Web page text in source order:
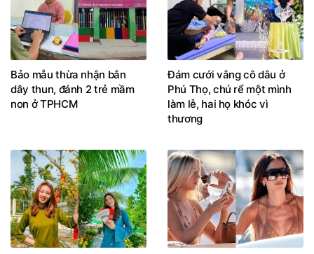
Bảo mẫu thừa nhận bắn
dây thun, đánh 2 trẻ mầm
non ở TPHCM
Đám cưới vắng cô dâu ở
Phú Thọ, chú rể một mình
làm lễ, hai họ khóc vì
thương